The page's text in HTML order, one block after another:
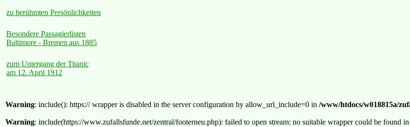
zu berühmten Persönlichkeiten
Besondere Passagierlisten
Baltimore - Bremen aus 1885
zum Untergang der Titanic
am 12. April 1912
Warning: include(): https:// wrapper is disabled in the server configuration by allow_url_include=0 in /www/htdocs/w018815a/
Warning: include(https://www.zufallsfunde.net/zentral/footerneu.php): failed to open stream: no suitable wrapper could be found in